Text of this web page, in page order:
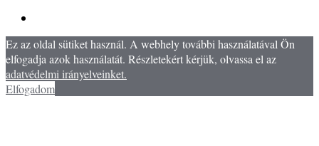
Ez az oldal sütiket használ. A webhely további használatával Ön
elfogadja azok használatát. Részletekért kérjük, olvassa el az
adatvédelmi irányelveinket.
Elfogadom